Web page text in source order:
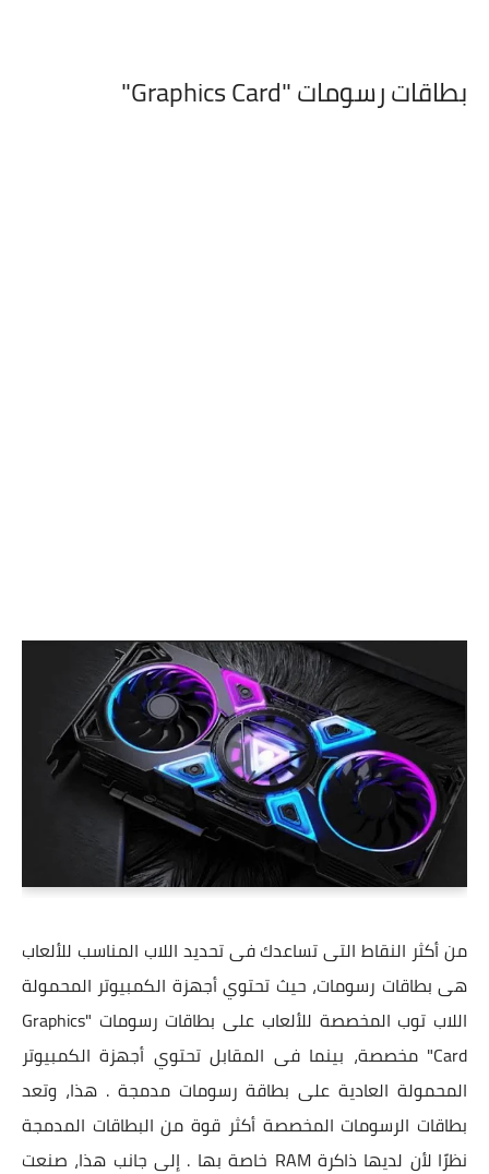
بطاقات رسومات "Graphics Card"
من أكثر النقاط التى تساعدك فى تحديد اللاب المناسب للألعاب
هى بطاقات رسومات، حيث تحتوي أجهزة الكمبيوتر المحمولة
اللاب توب المخصصة للألعاب على بطاقات رسومات "Graphics
Card" مخصصة، بينما فى المقابل تحتوي أجهزة الكمبيوتر
المحمولة العادية على بطاقة رسومات مدمجة . هذا، وتعد
بطاقات الرسومات المخصصة أكثر قوة من البطاقات المدمجة
نظرًا لأن لديها ذاكرة RAM خاصة بها . إلى جانب هذا، صنعت